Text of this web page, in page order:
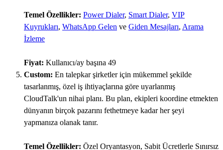
Temel Özellikler: Power Dialer, Smart Dialer, VIP
Kuyrukları, WhatsApp Gelen ve Giden Mesajları, Arama
İzleme
Fiyat: Kullanıcı/ay başına 49
Custom: En talepkar şirketler için mükemmel şekilde
tasarlanmış, özel iş ihtiyaçlarına göre uyarlanmış
CloudTalk'un nihai planı. Bu plan, ekipleri koordine etmekten
dünyanın birçok pazarını fethetmeye kadar her şeyi
yapmanıza olanak tanır.
Temel Özellikler: Özel Oryantasyon, Sabit Ücretlerle Sınırsız